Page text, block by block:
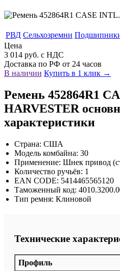
РВД Сельхозремни
Цена
3 014 руб. с НДС
Доставка по РФ от 24 часов
В наличии Купить в 1 клик →
Ремень 452864R1
HARVESTER
характеристики
Страна: США
Модель комбайна: 30
Применение: Шнек привод
Количество ручьёв: 1
EAN CODE: 5414465565120
Таможенный код:
Тип ремня: Клиновой
Технические
Профиль